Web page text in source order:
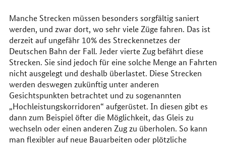
Manche Strecken müssen besonders sorgfältig saniert
werden, und zwar dort, wo sehr viele Züge fahren. Das ist
derzeit auf ungefähr 10% des Streckennetzes der
Deutschen Bahn der Fall. Jeder vierte Zug befährt diese
Strecken. Sie sind jedoch für eine solche Menge an Fahrten
nicht ausgelegt und deshalb überlastet. Diese Strecken
werden deswegen zukünftig unter anderen
Gesichtspunkten betrachtet und zu sogenannten
„Hochleistungskorridoren“ aufgerüstet. In diesen gibt es
dann zum Beispiel öfter die Möglichkeit, das Gleis zu
wechseln oder einen anderen Zug zu überholen. So kann
man flexibler auf neue Bauarbeiten oder plötzliche